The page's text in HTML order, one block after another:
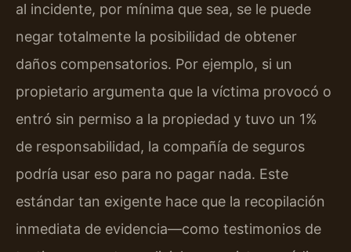
al incidente, por mínima que sea, se le puede
negar totalmente la posibilidad de obtener
daños compensatorios. Por ejemplo, si un
propietario argumenta que la víctima provocó o
entró sin permiso a la propiedad y tuvo un 1%
de responsabilidad, la compañía de seguros
podría usar eso para no pagar nada. Este
estándar tan exigente hace que la recopilación
inmediata de evidencia—como testimonios de